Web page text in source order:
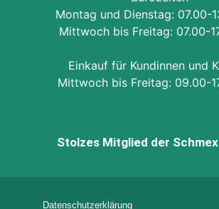
Montag und Dienstag: 07.00-
Mittwoch bis Freitag: 07.00-
Einkauf für Kundinnen und
Mittwoch bis Freitag: 09.00-
Stolzes Mitglied der
Datenschutzerklärung